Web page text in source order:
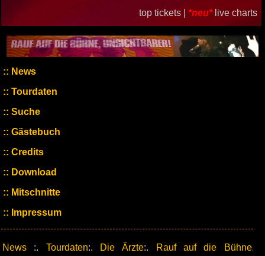
top tickets | *neu* live charts
News
Tourdaten
Suche
Gästebuch
Credits
Download
Mitschnitte
Impressum
News :. Tourdaten:. Die Ärzte:.
Rauf auf die Bühne,